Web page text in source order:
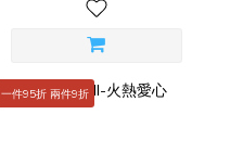
一件95折 兩件9折